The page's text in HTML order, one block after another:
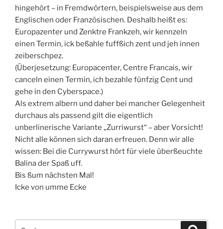
hingehört – in Fremdwörtern, beispielsweise aus dem
Englischen oder Französischen. Deshalb heißt es:
Europazenter und Zenktre Frankzeh, wir kennzeln
einen Termin, ick beßahle fuffßich zent und jeh innen
zeiberschpez.
(Überjesetzung: Europacenter, Centre Francais, wir
canceln einen Termin, ich bezahle fünfzig Cent und
gehe in den Cyberspace.)
Als extrem albern und daher bei mancher Gelegenheit
durchaus als passend gilt die eigentlich
unberlinerische Variante „Zurriwurst“ – aber Vorsicht!
Nicht alle können sich daran erfreuen. Denn wir alle
wissen: Bei die Currywurst hört für viele überßeuchte
Balina der Spaß uff.
Bis ßum nächsten Mal!
Icke von umme Ecke